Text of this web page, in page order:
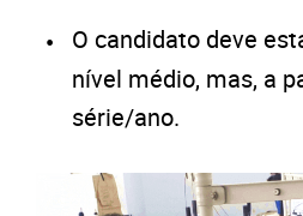
O candidato deve
nível médio, mas, a
série/ano.